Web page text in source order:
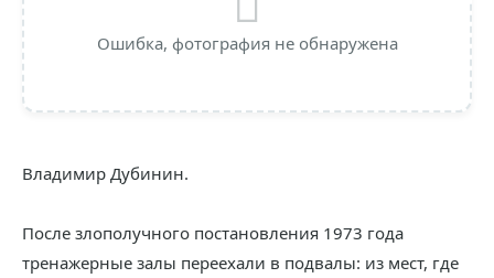
Ошибка, фотография не обнаружена
Владимир Дубинин.
После злополучного постановления 1973 года
тренажерные залы переехали в подвалы: из мест, где